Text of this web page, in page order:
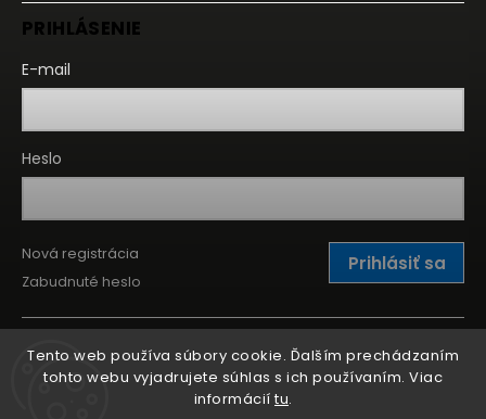
Tento web používa súbory cookie. Ďalším prechádzaním
tohto webu vyjadrujete súhlas s ich používaním. Viac
informácií tu.
PRIHLÁSENIE
E-mail
Heslo
Prihlásiť sa
Nová registrácia
Zabudnuté heslo